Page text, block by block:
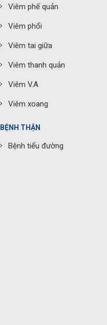
Viêm phế quản
Viêm phổi
Viêm tai giữa
Viêm thanh quản
Viêm V.A
Viêm xoang
BỆNH THẬN
Bệnh tiểu đường